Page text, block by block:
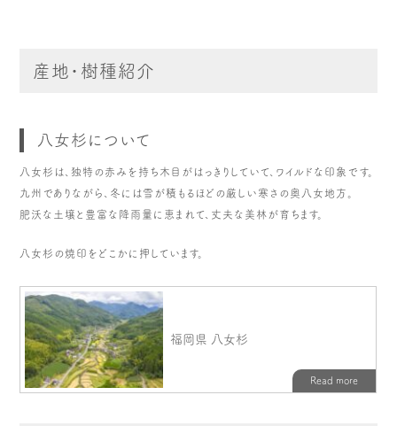
産地・樹種紹介
八女杉について
八女杉は、独特の赤みを持ち木目がはっきりしていて、ワイルドな印象です。
九州でありながら、冬には雪が積もるほどの厳しい寒さの奥八女地方。
肥沃な土壌と豊富な降雨量に恵まれて、丈夫な美林が育ちます。
八女杉の焼印をどこかに押しています。